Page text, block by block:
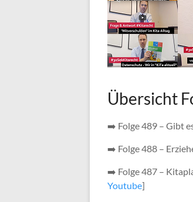
Übersicht
➡️ Folge 489 – Gibt
➡️ Folge 488 –
➡️ Folge 487 –
Youtube]